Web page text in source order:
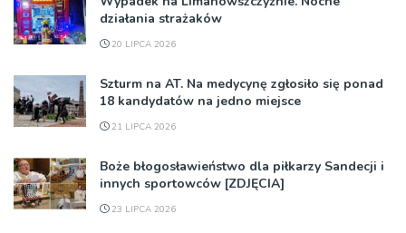
działania strażaków
20 LIPCA 2026
Szturm na AT. Na medycynę zgłosiło się ponad
18 kandydatów na jedno miejsce
21 LIPCA 2026
Boże błogosławieństwo dla piłkarzy Sandecji i
innych sportowców [ZDJĘCIA]
23 LIPCA 2026